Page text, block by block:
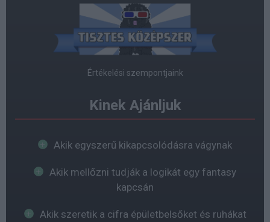
Értékelési szempontjaink
Kinek Ajánljuk
Akik egyszerű kikapcsolódásra vágynak
Akik mellőzni tudják a logikát egy fantasy
kapcsán
Akik szeretik a cifra épületbelsőket és ruhákat